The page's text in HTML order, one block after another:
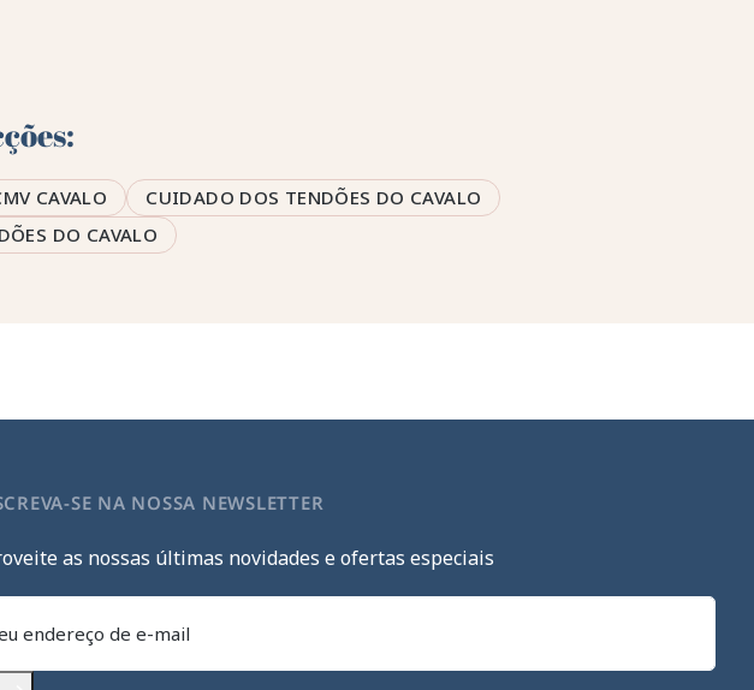
CAVALO
CUIDADO DOS TENDÕES DO CAVALO
DO CAVALO
SE NA NOSSA NEWSLETTER
as nossas últimas novidades e ofertas especiais